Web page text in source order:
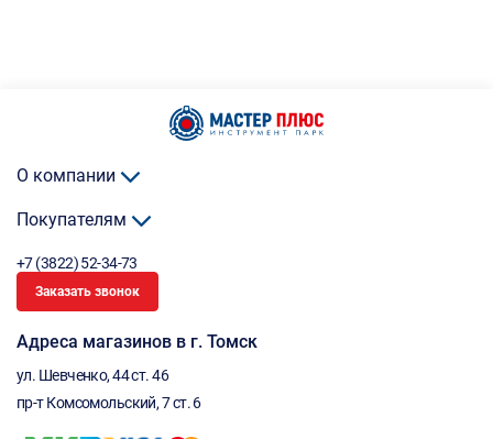
О компании
Покупателям
+7 (3822) 52-34-73
Заказать звонок
Адреса магазинов в г. Томск
ул. Шевченко, 44 ст. 46
пр-т Комсомольский, 7 ст. 6